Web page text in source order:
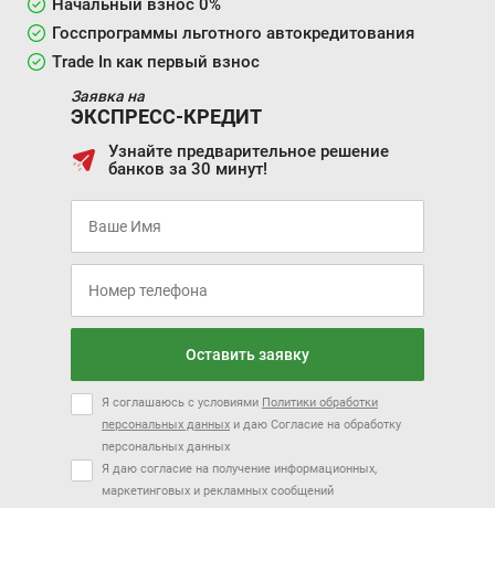
Начальный взнос 0%
Госспрограммы льготного автокредитования
Trade In как первый взнос
Заявка на
ЭКСПРЕСС-КРЕДИТ
Узнайте предварительное решение
банков за 30 минут!
Оставить заявку
Я соглашаюсь с условиями Политики обработки
персональных данных и даю Согласие на обработку
персональных данных
Я даю согласие на получение информационных,
маркетинговых и рекламных сообщений